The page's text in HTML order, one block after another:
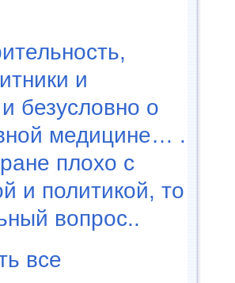
и
безусловно о
медицине… .
плохо с
и политикой, то
вопрос..
все